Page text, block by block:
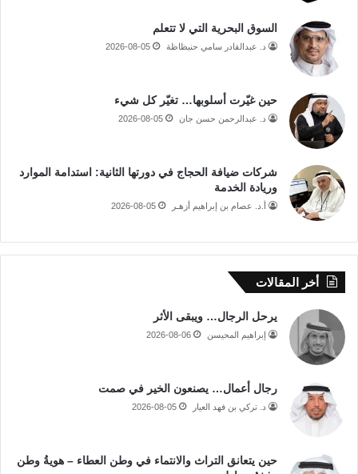
السوق البحرية التي لا تتعلم
د. عبدالقادر سامي حنبظاظة 2026-08-05
حين غيّرت أسلوبها… تغيّر كل شيء
د. عبدالرحمن حسن جان 2026-08-05
شركات ضيافة الحجاج في دورتها الثانية: استدامة الموارد
وريادة الخدمة
أ.د. عصام بن إبراهيم أزهـر 2026-08-05
أخر المقالات
يرحل الرجال… ويبقى الأثر
إبراهيم المحيسن 2026-08-06
رجال أعمال… يصنعون الخير في صمت
د. تركي بن فهد العيار 2026-08-05
حين يتعانق التراث والانتماء في وطن العطاء – هويةُ وطن